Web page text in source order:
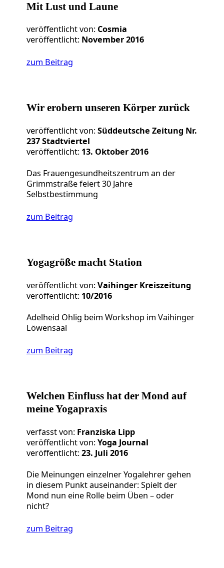
Mit Lust und Laune
veröffentlicht von: Cosmia
veröffentlicht: November 2016
zum Beitrag
Wir erobern unseren Körper zurück
veröffentlicht von:Süddeutsche Zeitung Nr.
237 Stadtviertel
veröffentlicht: 13. Oktober 2016
Das Frauengesundheitszentrum an der
Grimmstraße feiert 30 Jahre
Selbstbestimmung
zum Beitrag
Yogagröße macht Station
veröffentlicht von:Vaihinger Kreiszeitung
veröffentlicht: 10/2016
Adelheid Ohlig beim Workshop im Vaihinger
Löwensaal
zum Beitrag
Welchen Einfluss hat der Mond auf
meine Yogapraxis
verfasst von: Franziska Lipp
veröffentlicht von:Yoga Journal
veröffentlicht:23. Juli 2016
Die Meinungen einzelner Yogalehrer gehen
in diesem Punkt auseinander: Spielt der
Mond nun eine Rolle beim Üben – oder
nicht?
zum Beitrag